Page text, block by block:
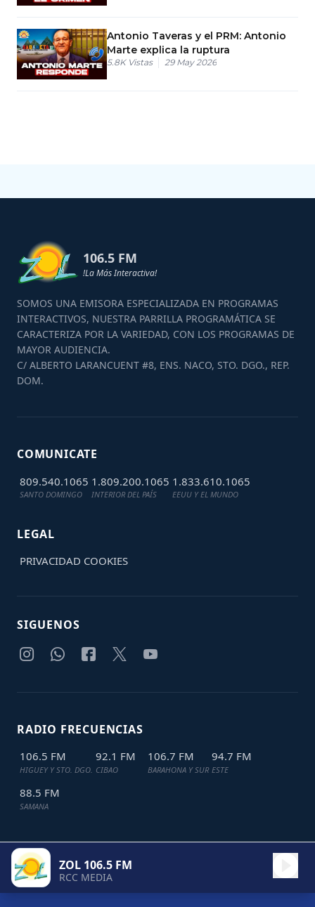
Antonio Taveras y el PRM: Antonio
Marte explica la ruptura
5.8K Vistas 29 May 2026
106.5 FM
!La Más Interactiva!
SOMOS UNA EMISORA ESPECIALIZADA EN PROGRAMAS
INTERACTIVOS, NUESTRA PARRILLA PROGRAMÁTICA SE
CARACTERIZA POR LA VARIEDAD, CON LOS PROGRAMAS DE
MAYOR AUDIENCIA.
C/ ALBERTO LARANCUENT #8, ENS. NACO, STO. DGO., REP.
DOM.
COMUNICATE
809.540.1065
SANTO DOMINGO
1.809.200.1065
INTERIOR DEL PAÍS
1.833.610.1065
EEUU Y EL MUNDO
LEGAL
PRIVACIDAD COOKIES
SIGUENOS
RADIO FRECUENCIAS
106.5 FM
HIGUEY Y STO. DGO.
92.1 FM
CIBAO
106.7 FM
BARAHONA Y SUR
94.7 FM
ESTE
88.5 FM
SAMANA
TODOS LOS DERECHOS RESERVADOS © 2024
ZOL 106.5 FM
RCC MEDIA